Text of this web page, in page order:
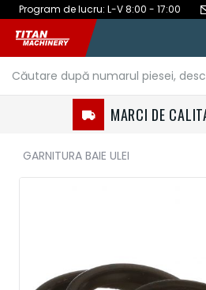
Program de lucru: L-V 8:00 - 17:00
Mergeți
la
Conținut
MARCI DE
GARNITURA BAIE ULEI
imagini